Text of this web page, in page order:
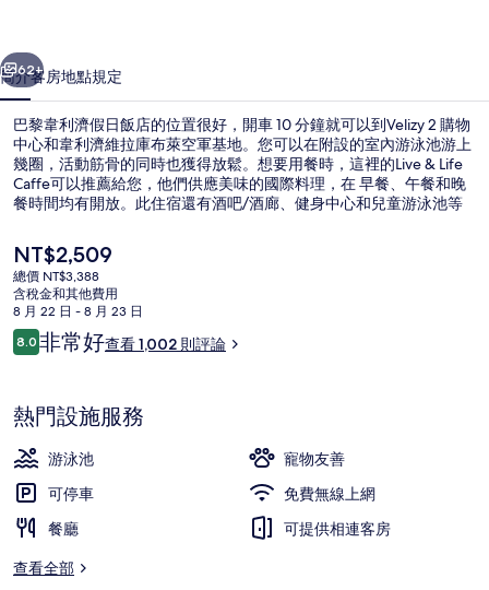
飯
店
的
相
片
集
個 下一個
62+
簡介客房地點規定
巴黎韋利濟假日飯店的位置很好，開車 10 分鐘就可以到Velizy 2 購物
中心和韋利濟維拉庫布萊空軍基地。您可以在附設的室內游泳池游上
幾圈，活動筋骨的同時也獲得放鬆。想要用餐時，這裡的Live & Life
Caffe可以推薦給您，他們供應美味的國際料理，在 早餐、午餐和晚
餐時間均有開放。此住宿還有酒吧/酒廊、健身中心和兒童游泳池等
工具不遠，走路到Inovel Parc Nord 電車站只要 10 分鐘，到Vélizy 2
電車站也只要 11 分鐘。
目
前
的
價
格
是
NT$2,509
總價 NT$3,388
含稅金和其他費用
8 月 22 日 - 8 月 23 日
評
論
8.08.0 分，滿分 10 分，
非常好查看 1,002 則評論
熱門設施服務
游泳池
寵物友善
可停車
免費無線上網
餐廳
可提供相連客房
查看全部